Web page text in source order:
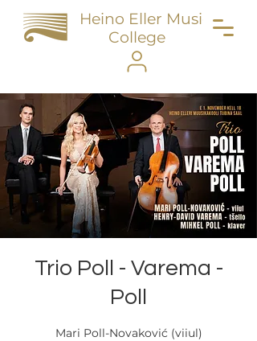
Heino Eller Music
College
Trio Poll - Varema -
Poll
Mari Poll-Novaković (viiul)